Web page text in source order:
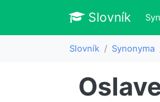
Slovník
Slovník Synonyma